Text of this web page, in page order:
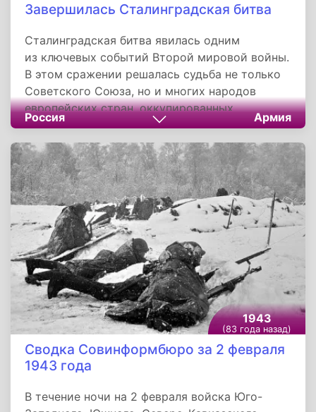
Завершилась Сталинградская битва
Сталинградская битва явилась одним
из ключевых событий Второй мировой войны.
В этом сражении решалась судьба не только
Советского Союза, но и многих народов
европейских стран, оккупированных
фашистской Германией и ее союзниками.
Сражение завершилось 2 февраля 1943 года
решительной победой Красной Армии.
Россия Армия
1943
(83 года назад)
Сводка Совинформбюро за 2 февраля
1943 года
В течение ночи на 2 февраля войска Юго-